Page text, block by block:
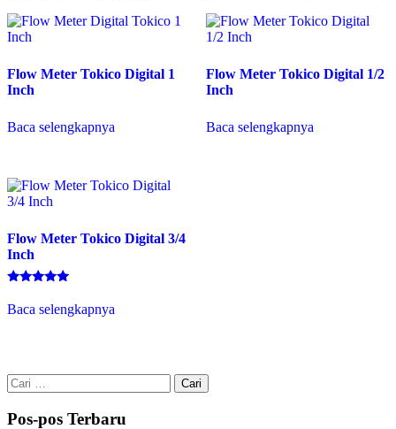
Flow Meter Tokico Digital 1
Inch
Baca selengkapnya
Flow Meter Tokico Digital 1/2
Inch
Baca selengkapnya
Flow Meter Tokico Digital 3/4
Inch
5.00
dari 5
Baca selengkapnya
Cari
untuk:
Pos-pos Terbaru